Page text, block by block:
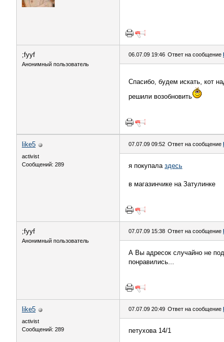
;fyyf
Анонимный пользователь
06.07.09 19:46 Ответ на сообщение
Спасибо, будем искать, кот
решили возобновить
like5
activist
Сообщений: 289
07.07.09 09:52 Ответ на сообщение
я покупала здесь
в магазинчике на Затулинке
;fyyf
Анонимный пользователь
07.07.09 15:38 Ответ на сообщение
А Вы адресок случайно не
понравились...
like5
activist
Сообщений: 289
07.07.09 20:49 Ответ на сообщение
петухова 14/1